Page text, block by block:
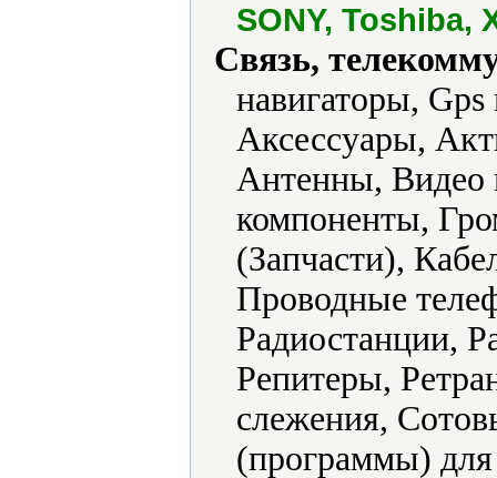
SONY, Toshiba,
Связь,
навигаторы,
Аксессуары,
Антенны, Видео
компоненты,
(Запчасти),
Проводные
Радиостанции,
Репитеры,
слежения,
(программы) для